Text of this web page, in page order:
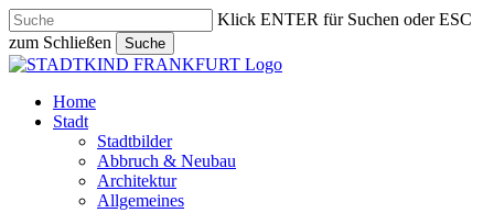
Skip
to
main
content
Klick ENTER für Suchen oder ESC
zum Schließen
Suche
Close
search
Menu
Home
Stadt
Stadtbilder
Abbruch & Neubau
Architektur
Allgemeines